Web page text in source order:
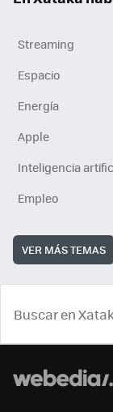
Streaming
Espacio
Energía
Apple
Inteligencia
Empleo
VER MÁS TEMAS